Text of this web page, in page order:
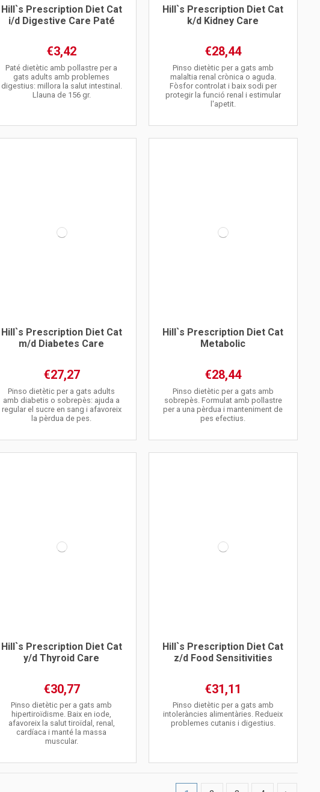
Hill`s Prescription Diet Cat
i/d Digestive Care Paté
€3,42
Paté dietètic amb pollastre per a
gats adults amb problemes
digestius: millora la salut intestinal.
Llauna de 156 gr.
Hill`s Prescription Diet Cat
k/d Kidney Care
€28,44
Pinso dietètic per a gats amb
malaltia renal crònica o aguda.
Fòsfor controlat i baix sodi per
protegir la funció renal i estimular
l'apetit.
Hill`s Prescription Diet Cat
m/d Diabetes Care
€27,27
Pinso dietètic per a gats adults
amb diabetis o sobrepès: ajuda a
regular el sucre en sang i afavoreix
la pèrdua de pes.
Hill`s Prescription Diet Cat
Metabolic
€28,44
Pinso dietètic per a gats amb
sobrepès. Formulat amb pollastre
per a una pèrdua i manteniment de
pes efectius.
Hill`s Prescription Diet Cat
y/d Thyroid Care
€30,77
Pinso dietètic per a gats amb
hipertiroïdisme. Baix en iode,
afavoreix la salut tiroïdal, renal,
cardíaca i manté la massa
muscular.
Hill`s Prescription Diet Cat
z/d Food Sensitivities
€31,11
Pinso dietètic per a gats amb
intoleràncies alimentàries. Redueix
problemes cutanis i digestius.